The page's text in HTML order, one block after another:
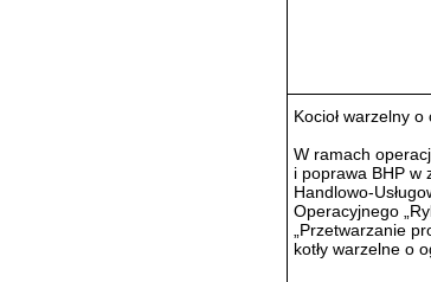
Kocioł warzelny
W ramach
i poprawa BHP w
Handlowo-
Operacyjnego
„Przetwarzanie
kotły warzelne o